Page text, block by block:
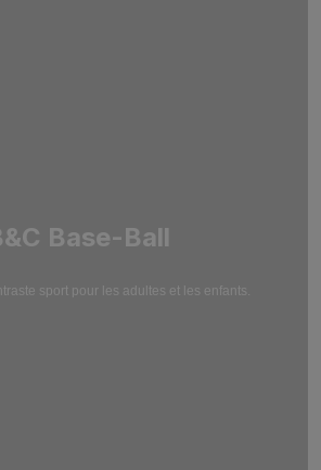
Base-Ball
sport pour les adultes et les enfants.